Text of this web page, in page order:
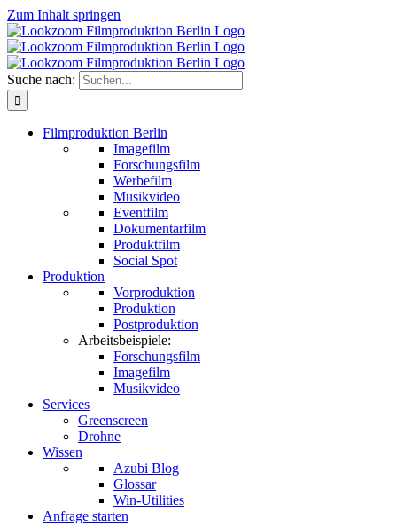
Zum Inhalt springen
Suche nach:
Filmproduktion Berlin
Imagefilm
Forschungsfilm
Werbefilm
Musikvideo
Eventfilm
Dokumentarfilm
Produktfilm
Social Spot
Produktion
Vorproduktion
Produktion
Postproduktion
Arbeitsbeispiele:
Forschungsfilm
Imagefilm
Musikvideo
Services
Greenscreen
Drohne
Wissen
Azubi Blog
Glossar
Win-Utilities
Anfrage starten